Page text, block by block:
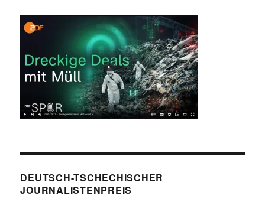
DEUTSCH-TSCHECHISCHER
JOURNALISTENPREIS